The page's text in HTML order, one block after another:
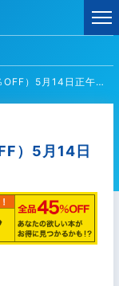
5月14日正午より開始
）5月14日